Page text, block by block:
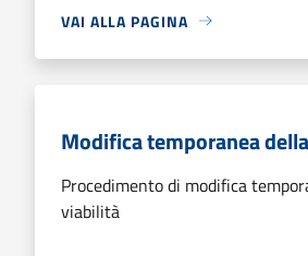
VAI ALLA PAGINA
Modifica temporanea
Procedimento di modifica
viabilità